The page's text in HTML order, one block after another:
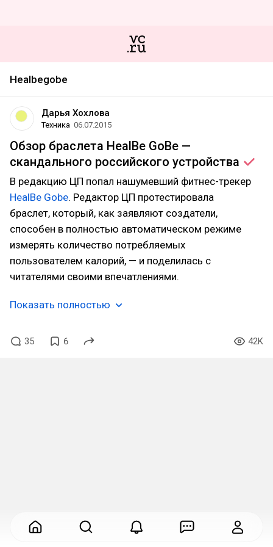
Healbegobe
Дарья Хохлова
Техника 06.07.2015
Обзор браслета HealBe GoBe —
скандального российского устройства
В редакцию ЦП попал нашумевший фитнес-трекер
HealBe Gobe. Редактор ЦП протестировала
браслет, который, как заявляют создатели,
способен в полностью автоматическом режиме
измерять количество потребляемых
пользователем калорий, — и поделилась с
читателями своими впечатлениями.
Показать полностью
35 6 42K